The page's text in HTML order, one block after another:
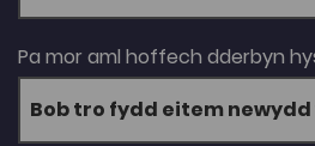
Pa mor aml hoffech dderbyn